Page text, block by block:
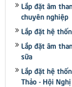
Lắp đặt âm
chuyên nghiệp
Lắp đặt hệ
Lắp đặt âm
sữa
Lắp đặt hệ
Thảo - Hội